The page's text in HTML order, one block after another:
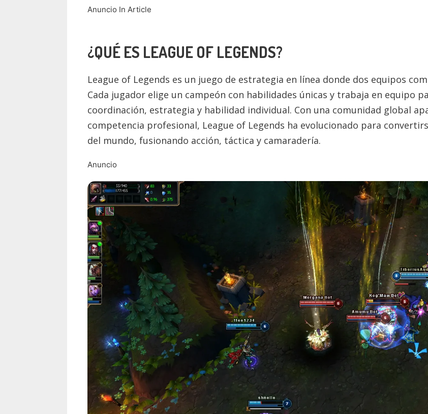
Anuncio In Article
¿QUÉ ES LEAGUE OF LEGENDS?
League of Legends es un juego de estrategia en línea donde dos equipos
Cada jugador elige un campeón con habilidades únicas y trabaja en equipo
coordinación, estrategia y habilidad individual. Con una comunidad global
competencia profesional, League of Legends ha evolucionado para
del mundo, fusionando acción, táctica y camaradería.
Anuncio